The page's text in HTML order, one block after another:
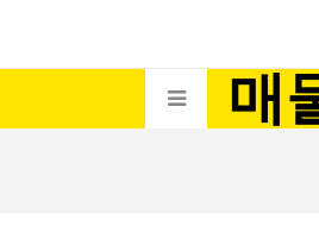
매